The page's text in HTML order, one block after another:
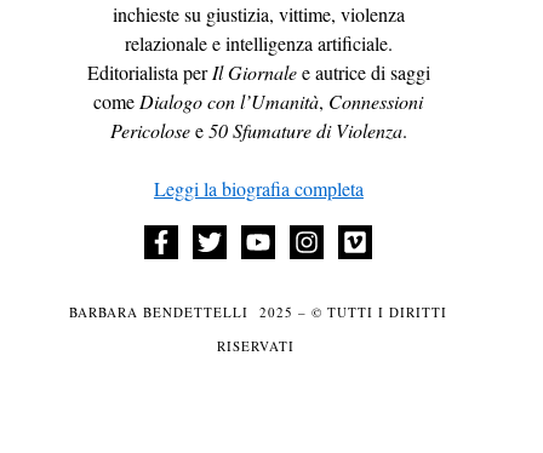
inchieste su giustizia, vittime, violenza
relazionale e intelligenza artificiale.
Editorialista perIl Giornalee autrice di saggi
come Dialogo con l’Umanità, Connessioni
Pericolosee50 Sfumature di Violenza.
Leggi la biografia completa
BARBARA BENDETTELLI 2025 – © TUTTI I DIRITTI
RISERVATI